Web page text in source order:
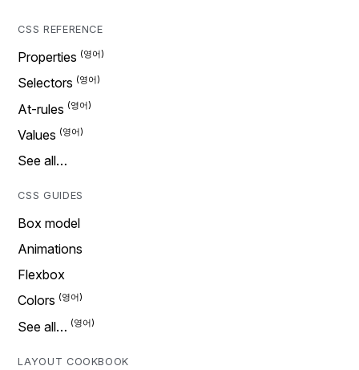
CSS REFERENCE
Properties
Selectors
At-rules
Values
See all…
CSS GUIDES
Box model
Animations
Flexbox
Colors
See all…
LAYOUT COOKBOOK